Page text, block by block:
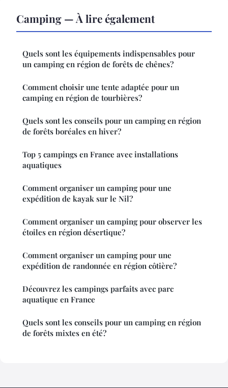
Camping — À lire également
Quels sont les équipements indispensables pour
un camping en région de forêts de chênes?
Comment choisir une tente adaptée pour un
camping en région de tourbières?
Quels sont les conseils pour un camping en région
de forêts boréales en hiver?
Top 5 campings en France avec installations
aquatiques
Comment organiser un camping pour une
expédition de kayak sur le Nil?
Comment organiser un camping pour observer les
étoiles en région désertique?
Comment organiser un camping pour une
expédition de randonnée en région côtière?
Découvrez les campings parfaits avec parc
aquatique en France
Quels sont les conseils pour un camping en région
de forêts mixtes en été?